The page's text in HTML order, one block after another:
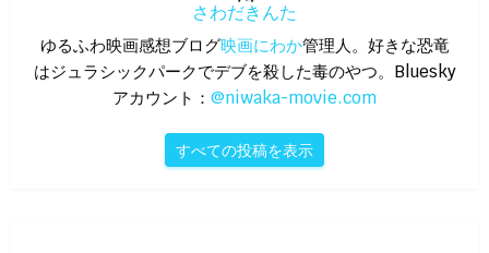
さわだきんた
ゆるふわ映画感想ブログ映画にわか管理人。好きな恐竜
はジュラシックパークでデブを殺した毒のやつ。Bluesky
アカウント： @niwaka-movie.com
すべての投稿を表示